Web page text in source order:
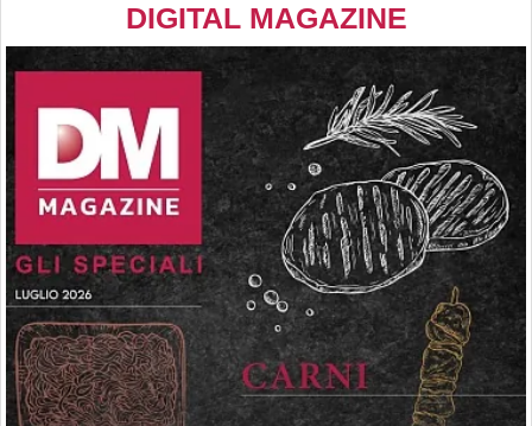
DIGITAL MAGAZINE